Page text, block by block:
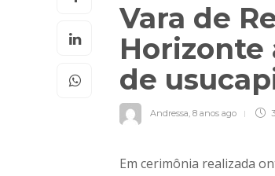
Vara de
Horizonte
de
Andressa, 8 anos ago
Em cerimônia realizada